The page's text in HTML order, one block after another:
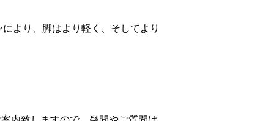
より、脚はより軽く、そしてより